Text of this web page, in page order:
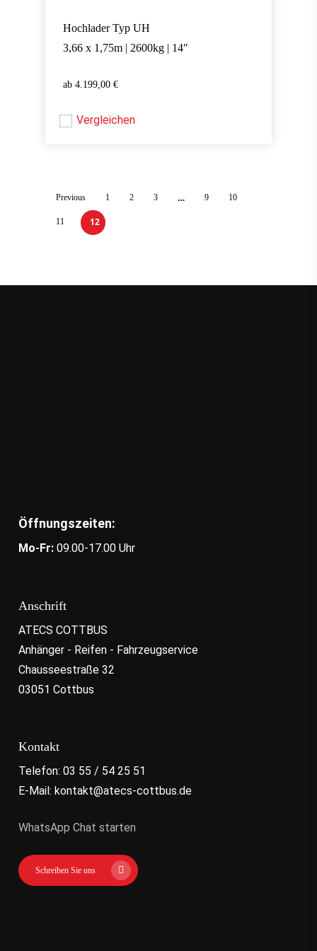
Hochlader Typ UH
3,66 x 1,75m | 2600kg | 14″
4.199,00 €
4.199,00
Vergleichen
Previous 1 2 3 … 9 10
11 12
Öffnungszeiten:
Mo-Fr:09.00-17.00 Uhr
Anschrift
ATECS COTTBUS
Anhänger - Reifen - Fahrzeugservice
Chausseestraße 32
03051 Cottbus
Kontakt
Telefon: 03 55 / 54 25 51
E-Mail: kontakt@atecs-cottbus.de
WhatsApp Chat starten
Schreiben Sie uns